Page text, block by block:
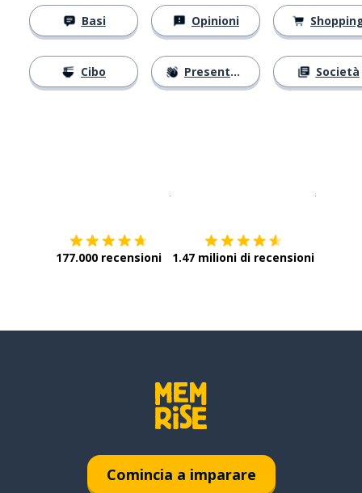
Basi
Cibo
Opinioni
Presentarsi Società
177.000 recensioni 1.47 milioni di recensioni
Comincia a imparare